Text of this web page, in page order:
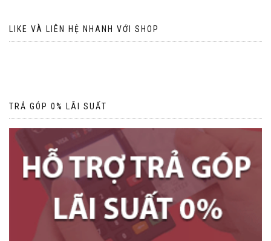
LIKE VÀ LIÊN HỆ NHANH VỚI SHOP
TRẢ GÓP 0% LÃI SUẤT